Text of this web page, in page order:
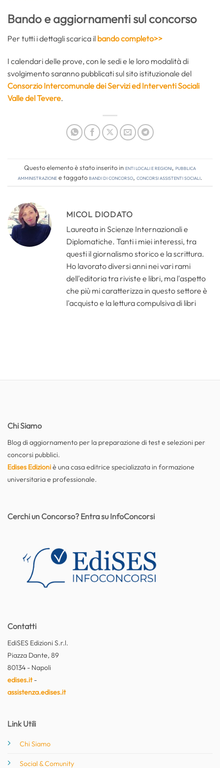
Bando e aggiornamenti sul concorso
Per tutti i dettagli scarica il bando completo>>
I calendari delle prove, con le sedi e le loro modalità di
svolgimento saranno pubblicati sul sito istituzionale del
Consorzio Intercomunale dei Servizi ed Interventi Sociali
Valle del Tevere.
Questo elemento è stato inserito inEnti locali e regioni, Pubblica
amministrazionee taggatobandi di concorso, concorsi assistenti sociali.
MICOL DIODATO
Laureata in Scienze Internazionali e
Diplomatiche. Tanti i miei interessi, tra
questi il giornalismo storico e la scrittura.
Ho lavorato diversi anni nei vari rami
dell'editoria tra riviste e libri, ma l'aspetto
che più mi caratterizza in questo settore è
l'acquisto e la lettura compulsiva di libri
Chi Siamo
Blog di aggiornamento per la preparazione di test e selezioni per
concorsi pubblici.
Edises Edizioniè una casa editrice specializzata in formazione
universitaria e professionale.
Contatti
EdiSES Edizioni S.r.l.
Piazza Dante, 89
80134 - Napoli
edises.it-
assistenza.edises.it
Link Utili
Chi Siamo
Social & Comunity
Cerchi un Concorso? Entra su InfoConcorsi